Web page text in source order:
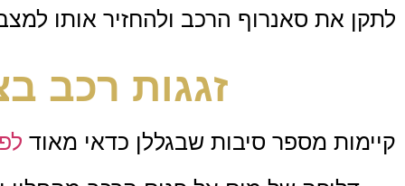
לתקן את סאנרוף הרכב ולהחזיר אותו
זגגות רכב
קיימות מספר סיבות שבגללן כדאי מאוד